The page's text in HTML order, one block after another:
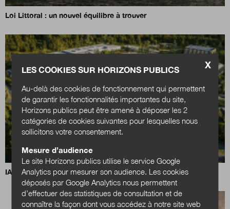
Loi Littoral : un nouvel équilibre à trouver
IA, data centers et territoires : quels choix pour demain ?
X
LES COOKIES SUR HORIZONS PUBLICS
Au-delà des cookies de fonctionnement qui permettent
de garantir les fonctionnalités importantes du site,
Horizons publics peut être amené à déposer les 2
catégories de cookies suivantes pour lesquelles nous
sollicitons votre consentement.
Mesure d’audience
Le site Horizons publics utilise le service Google
Analytics pour mesurer son audience. Les cookies
déposés par Google Analytics nous permettent
d’effectuer des statistiques de consultation et de
connaître la façon dont vous accédez à notre site web